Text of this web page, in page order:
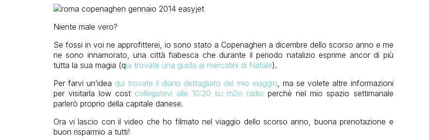
Niente male vero?
Se fossi in voi ne approfitterei, io sono stato a Copenaghen a dicembre dello scorso anno e me
ne sono innamorato, una città fiabesca che durante il periodo natalizio esprime ancor di più
tutta la sua magia (qui trovate una guida ai mercatini di Natale).
Per farvi un’idea qui trovate il diario dettagliato del mio viaggio, ma se volete altre informazioni
per visitarla low cost collegatevi alle 10:20 su m2o radio perchè nel mio spazio settimanale
parlerò proprio della capitale danese.
Ora vi lascio con il video che ho filmato nel viaggio dello scorso anno, buona prenotazione e
buon risparmio a tutti!